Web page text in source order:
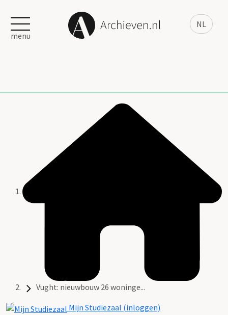
NL
menu
Vught: nieuwbouw 26 woninge...
Mijn Studiezaal (inloggen)